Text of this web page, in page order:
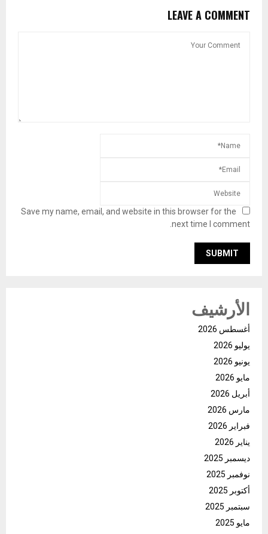
LEAVE A COMMENT
Save my name, email, and website in this browser for the
next time I comment.
الأرشيف
أغسطس 2026
يوليو 2026
يونيو 2026
مايو 2026
أبريل 2026
مارس 2026
فبراير 2026
يناير 2026
ديسمبر 2025
نوفمبر 2025
أكتوبر 2025
سبتمبر 2025
مايو 2025